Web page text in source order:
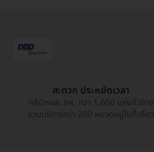
สะดวก ประหยัดเวลา
คลินิกและ รพ. กว่า 1,600 แห่งทั่วไทย
รวมบริการกว่า 200 หมวดหมู่ในที่เดียว